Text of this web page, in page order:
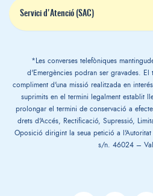
Servici d'Atenció (SAC)
*Les converses telefòniques
d'Emergències podran ser gravades. El
compliment d'una missió realitzada en
suprimits en el termini legalment establit
prolongar el termini de conservació a
drets d'Accés, Rectificació, Supressió,
Oposició dirigint la seua petició a
s/n. 46024 –